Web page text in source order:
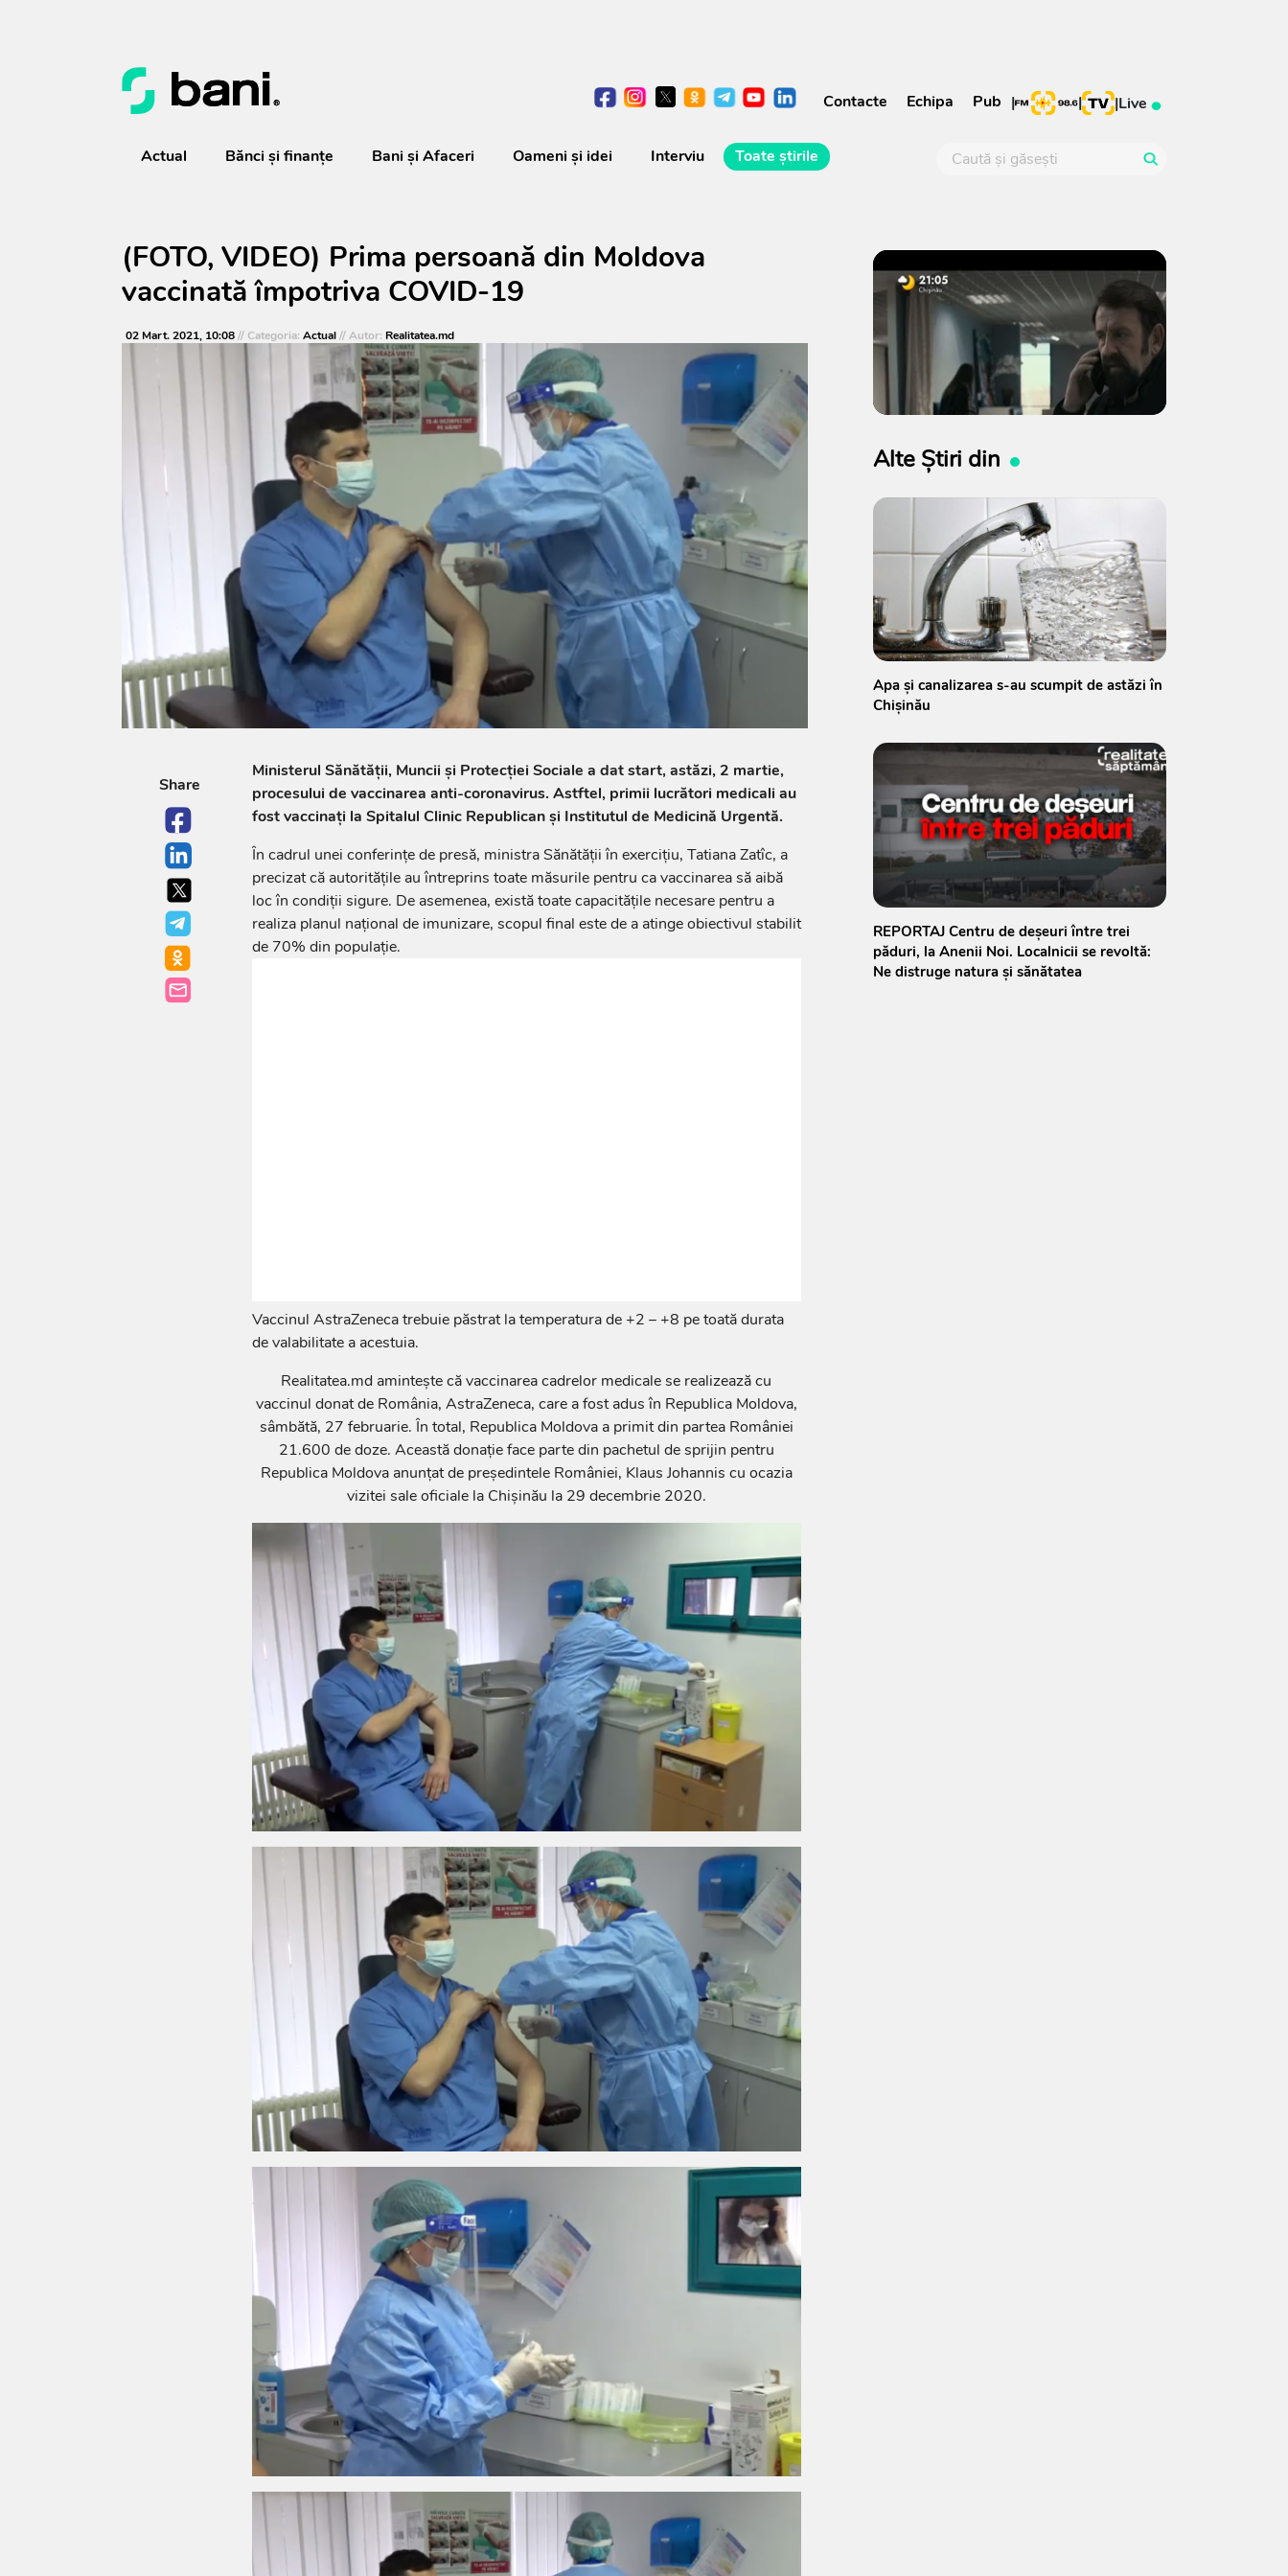
Contacte Echipa Pub | | |Live
Actual Bănci şi finanţe Bani și Afaceri Oameni şi idei Interviu Toate știrile
(FOTO, VIDEO) Prima persoană din Moldova
vaccinată împotriva COVID-19
02 Mart. 2021, 10:08// Categoria: Actual// Autor: Realitatea.md
Share
Ministerul Sănătății, Muncii și Protecţiei Sociale a dat start, astăzi, 2 martie,
procesului de vaccinarea anti-coronavirus. Astftel, primii lucrători medicali au
fost vaccinați la Spitalul Clinic Republican și Institutul de Medicină Urgentă.
În cadrul unei conferințe de presă, ministra Sănătății în exercițiu, Tatiana Zatîc, a
precizat că autoritățile au întreprins toate măsurile pentru ca vaccinarea să aibă
loc în condiții sigure. De asemenea, există toate capacitățile necesare pentru a
realiza planul național de imunizare, scopul final este de a atinge obiectivul stabilit
de 70% din populație.
Vaccinul AstraZeneca trebuie păstrat la temperatura de +2 – +8 pe toată durata
de valabilitate a acestuia.
Realitatea.md amintește că vaccinarea cadrelor medicale se realizează cu
vaccinul donat de România, AstraZeneca, care a fost adus în Republica Moldova,
sâmbătă, 27 februarie. În total, Republica Moldova a primit din partea României
21.600 de doze. Această donație face parte din pachetul de sprijin pentru
Republica Moldova anunțat de președintele României, Klaus Johannis cu ocazia
vizitei sale oficiale la Chișinău la 29 decembrie 2020.
Alte Știri din
Apa și canalizarea s-au scumpit de astăzi în
Chișinău
REPORTAJ Centru de deșeuri între trei
păduri, la Anenii Noi. Localnicii se revoltă:
Ne distruge natura și sănătatea